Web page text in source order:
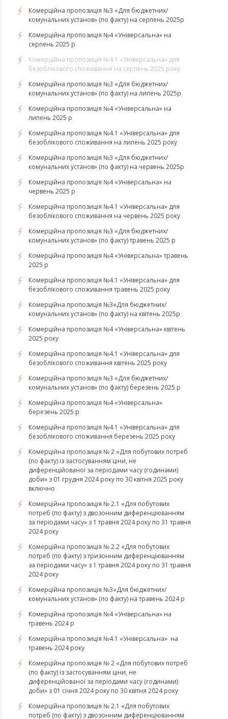
Комерційна пропозиція №3 «Для бюджетних/
комунальних установ» (по факту) на серпень 2025р
Комерційна пропозиція №4 «Універсальна» на
серпень 2025 р
Комерційна пропозиція №4.1 «Універсальна» для
безоблікового споживання на серпень 2025 року
Комерційна пропозиція №3 «Для бюджетних/
комунальних установ» (по факту) на липень 2025р
Комерційна пропозиція №4 «Універсальна» на
липень 2025 р
Комерційна пропозиція №4.1 «Універсальна» для
безоблікового споживання на липень 2025 року
Комерційна пропозиція №3 «Для бюджетних/
комунальних установ» (по факту) на червень 2025р
Комерційна пропозиція №4 «Універсальна» на
червень 2025 р
Комерційна пропозиція №4.1 «Універсальна» для
безоблікового споживання на червень 2025 року
Комерційна пропозиція №3 «Для бюджетних/
комунальних установ» (по факту) травень 2025 р
Комерційна пропозиція №4 «Універсальна» травень
2025 р
Комерційна пропозиція №4.1 «Універсальна» для
безоблікового споживання травень 2025 року
Комерційна пропозиція №3«Для бюджетних/
комунальних установ» (по факту) на квітень 2025р
Комерційна пропозиція №4 «Універсальна» квітень
2025 року
Комерційна пропозиція №4.1 «Універсальна» для
безоблікового споживання квітень 2025 року
Комерційна пропозиція №3 «Для бюджетних/
комунальних установ» (по факту) березень 2025 р
Комерційна пропозиція №4 «Універсальна»
березень 2025 р
Комерційна пропозиція №4.1 «Універсальна» для
безоблікового споживання березень 2025 року
Комерційна пропозиція № 2 «Для побутових потреб
(по факту) із застосуванням ціни, не
диференційованої за періодами часу (годинами)
доби» з 01 грудня 2024 року по 30 квітня 2025 року
включно
Комерційна пропозиція № 2.1 «Для побутових
потреб (по факту) з двозонним диференціюванням
за періодами часу» з 1 травня 2024 року по 31 травня
2024 року
Комерційна пропозиція № 2.2 «Для побутових
потреб (по факту) з тризонним диференціюванням
за періодами часу» з 1 травня 2024 року по 31 травня
2024 року
Комерційна пропозиція №3«Для бюджетних/
комунальних установ» (по факту) на травень 2024 р
Комерційна пропозиція №4 «Універсальна» на
травень 2024 р
Комерційна пропозиція №4.1 «Універсальна» на
травень 2024 року
Комерційна пропозиція № 2 «Для побутових потреб
(по факту) із застосуванням ціни, не
диференційованої за періодами часу (годинами)
доби» з 01 січня 2024 року по 30 квітня 2024 року
Комерційна пропозиція № 2.1 «Для побутових
потреб (по факту) з двозонним диференціюванням